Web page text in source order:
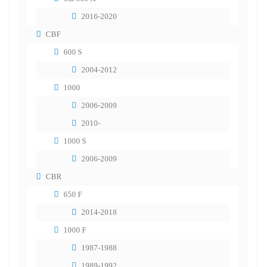
2016-2020
CBF
600 S
2004-2012
1000
2006-2009
2010-
1000 S
2006-2009
CBR
650 F
2014-2018
1000 F
1987-1988